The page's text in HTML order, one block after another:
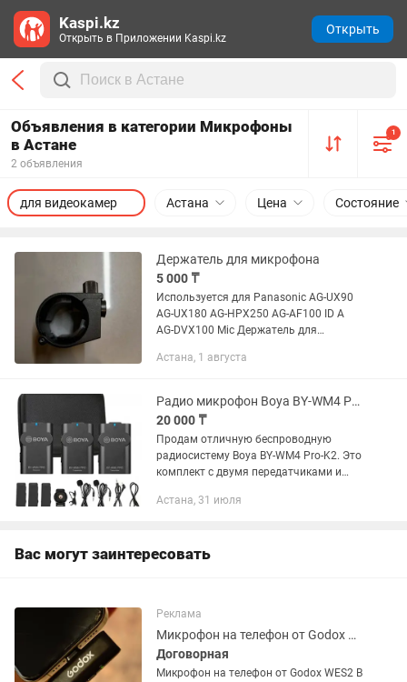
Объявления в категории Микрофоны
в Астане
2 объявления
1
Астана Цена Состояние
для видеокамер
Держатель для микрофона
5 000 ₸
Используется для Panasonic AG-UX90
AG-UX180 AG-HPX250 AG-AF100 ID A
AG-DVX100 Mic Держатель для
кронштейном
Астана, 1 августа
Радио микрофон Boya BY-WM4 PRO-K2
20 000 ₸
Продам отличную беспроводную
радиосистему Boya BY-WM4 Pro-K2. Это
комплект с двумя передатчиками и
подходит для записи интервью,
Астана, 31 июля
Вас могут заинтересовать
Реклама
Микрофон на телефон от Godox WES2 с разъемом Type-C
Договорная
Микрофон на телефон от Godox WES2 В
Kaspi.kz
Открыть в Приложении Kaspi.kz
Открыть